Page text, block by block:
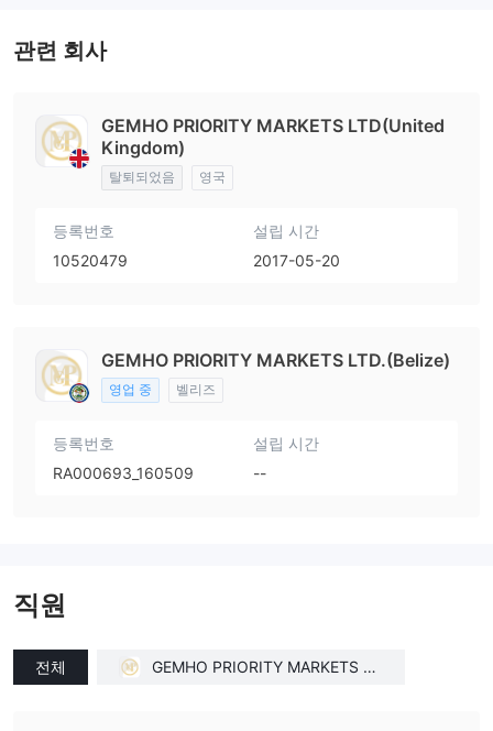
관련 회사
GEMHO PRIORITY MARKETS LTD(United
Kingdom)
탈퇴되었음 영국
등록번호
10520479
설립 시간
2017-05-20
GEMHO PRIORITY MARKETS LTD.(Belize)
영업 중 벨리즈
등록번호
RA000693_160509
설립 시간
--
직원
전체
GEMHO PRIORITY MARKETS LT